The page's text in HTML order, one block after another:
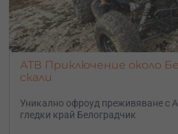
АТВ Приключение около
скали
Уникално офроуд преживяване с
гледки край Белоградчик